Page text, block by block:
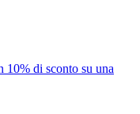
10% di sconto su una